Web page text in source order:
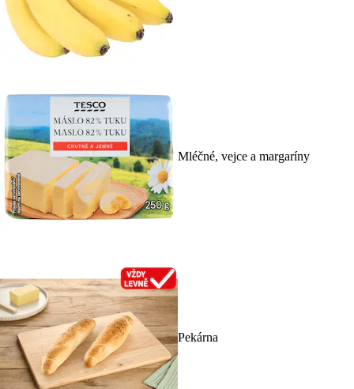
Mléčné, vejce a margaríny
Pekárna